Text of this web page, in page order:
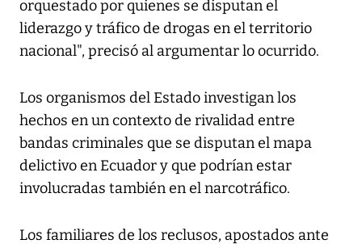
orquestado por quienes se disputan el
liderazgo y tráfico de drogas en el territorio
nacional", precisó al argumentar lo ocurrido.
Los organismos del Estado investigan los
hechos en un contexto de rivalidad entre
bandas criminales que se disputan el mapa
delictivo en Ecuador y que podrían estar
involucradas también en el narcotráfico.
Los familiares de los reclusos, apostados ante